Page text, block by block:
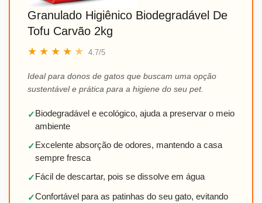
Granulado Higiênico Biodegradável De
Tofu Carvão 2kg
★ ★ ★ ★ ★ 4.7/5
Ideal para donos de gatos que buscam uma opção
sustentável e prática para a higiene do seu pet.
✓Biodegradável e ecológico, ajuda a preservar o meio
ambiente
✓Excelente absorção de odores, mantendo a casa
sempre fresca
✓Fácil de descartar, pois se dissolve em água
✓Confortável para as patinhas do seu gato, evitando